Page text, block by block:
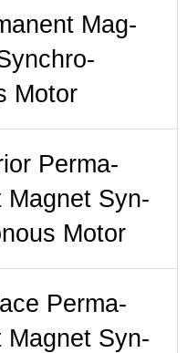
Mag­
Motor
Per­ma­
Mag­net Syn­
Motor
Per­ma­
Mag­net Syn­